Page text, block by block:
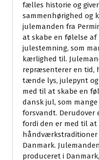
fælles historie og
sammenhørighed og
julemanden fra
at skabe en følelse
julestemning, som
kærlighed til.
repræsenterer en tid,
tænde lys, julepynt
med til at skabe en
dansk jul, som
forsvandt. Derudover
fordi den er med til at
håndværkstraditioner
Danmark.
produceret i